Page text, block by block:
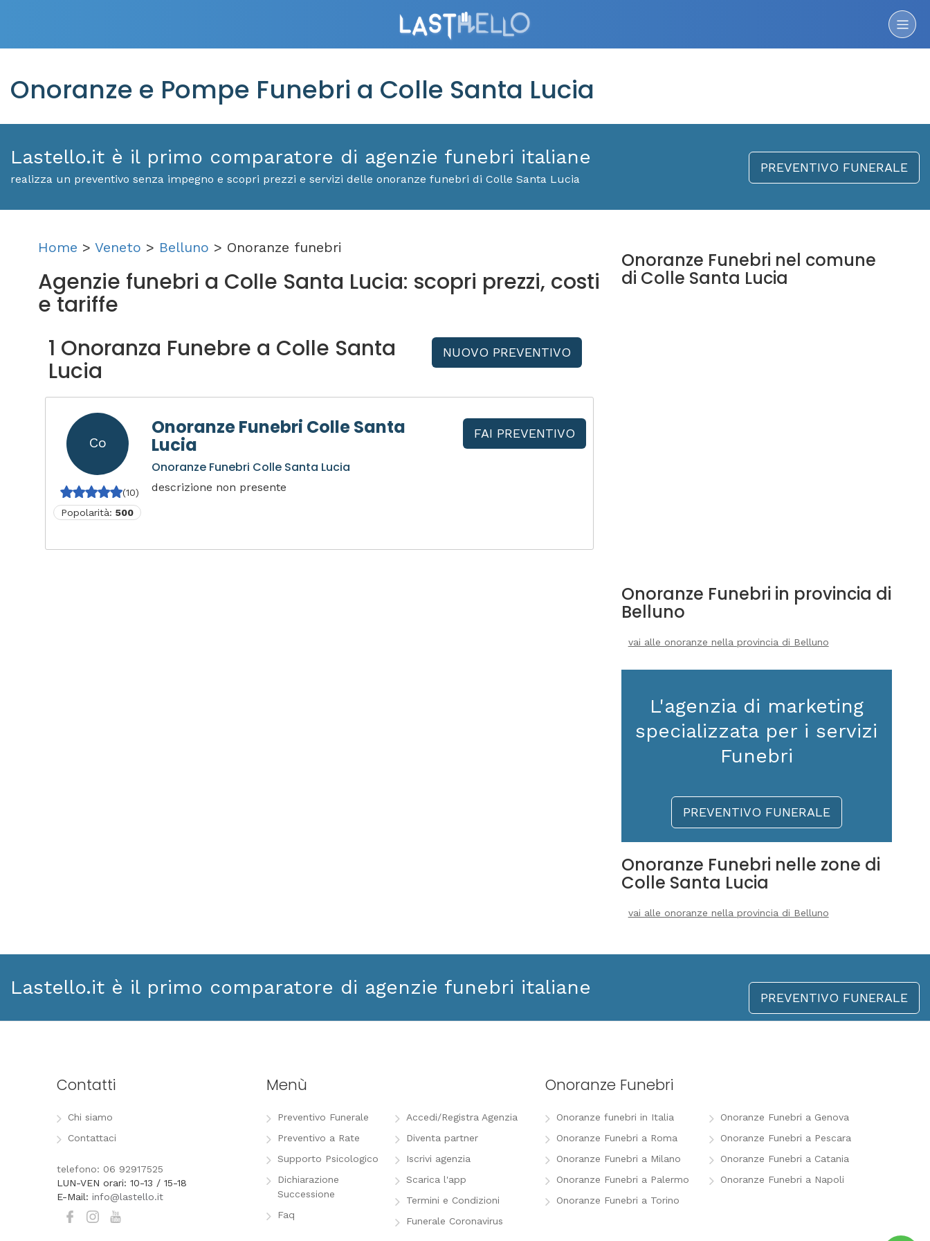
Onoranze e Pompe Funebri a Colle Santa Lucia
Lastello.it è il primo comparatore di agenzie funebri italiane
realizza un preventivo senza impegno e scopri prezzi e servizi delle onoranze funebri di Colle Santa Lucia
PREVENTIVO FUNERALE
Home > Veneto > Belluno > Onoranze funebri
Agenzie funebri a Colle Santa Lucia: scopri prezzi, costi
e tariffe
1 Onoranza Funebre a Colle Santa
Lucia
NUOVO PREVENTIVO
Co
(10)
Popolarità: 500
Onoranze Funebri Colle Santa
Lucia
Onoranze Funebri Colle Santa Lucia
descrizione non presente
FAI PREVENTIVO
Onoranze Funebri nel comune
di Colle Santa Lucia
Onoranze Funebri in provincia di
Belluno
vai alle onoranze nella provincia di Belluno
L'agenzia di marketing
specializzata per i servizi
Funebri
PREVENTIVO FUNERALE
Onoranze Funebri nelle zone di
Colle Santa Lucia
vai alle onoranze nella provincia di Belluno
Lastello.it è il primo comparatore di agenzie funebri italiane PREVENTIVO FUNERALE
Contatti
Chi siamo
Contattaci
telefono: 06 92917525
LUN-VEN orari: 10-13 / 15-18
E-Mail: info@lastello.it
Menù
Preventivo Funerale
Preventivo a Rate
Supporto Psicologico
Dichiarazione
Successione
Faq
Accedi/Registra Agenzia
Diventa partner
Iscrivi agenzia
Scarica l'app
Termini e Condizioni
Funerale Coronavirus
Onoranze Funebri
Onoranze funebri in Italia
Onoranze Funebri a Roma
Onoranze Funebri a Milano
Onoranze Funebri a Palermo
Onoranze Funebri a Torino
Onoranze Funebri a Genova
Onoranze Funebri a Pescara
Onoranze Funebri a Catania
Onoranze Funebri a Napoli